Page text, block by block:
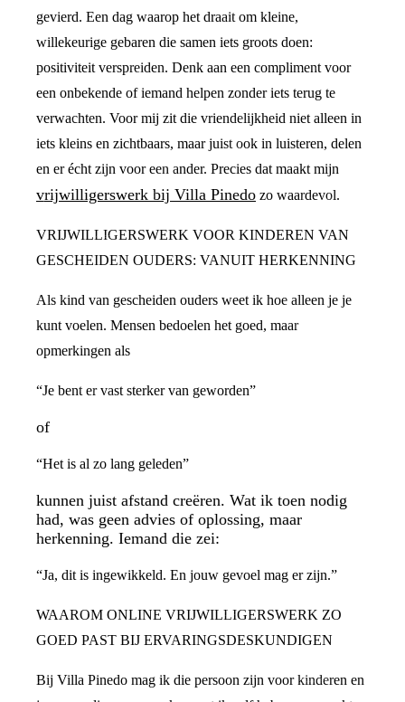
gevierd. Een dag waarop het draait om kleine,
willekeurige gebaren die samen iets groots doen:
positiviteit verspreiden. Denk aan een compliment voor
een onbekende of iemand helpen zonder iets terug te
verwachten. Voor mij zit die vriendelijkheid niet alleen in
iets kleins en zichtbaars, maar juist ook in luisteren, delen
en er écht zijn voor een ander. Precies dat maakt mijn
vrijwilligerswerk bij Villa Pinedo zo waardevol.
VRIJWILLIGERSWERK VOOR KINDEREN VAN
GESCHEIDEN OUDERS: VANUIT HERKENNING
Als kind van gescheiden ouders weet ik hoe alleen je je
kunt voelen. Mensen bedoelen het goed, maar
opmerkingen als
“Je bent er vast sterker van geworden”
of
“Het is al zo lang geleden”
kunnen juist afstand creëren. Wat ik toen nodig
had, was geen advies of oplossing, maar
herkenning. Iemand die zei:
“Ja, dit is ingewikkeld. En jouw gevoel mag er zijn.”
WAAROM ONLINE VRIJWILLIGERSWERK ZO
GOED PAST BIJ ERVARINGSDESKUNDIGEN
Bij Villa Pinedo mag ik die persoon zijn voor kinderen en